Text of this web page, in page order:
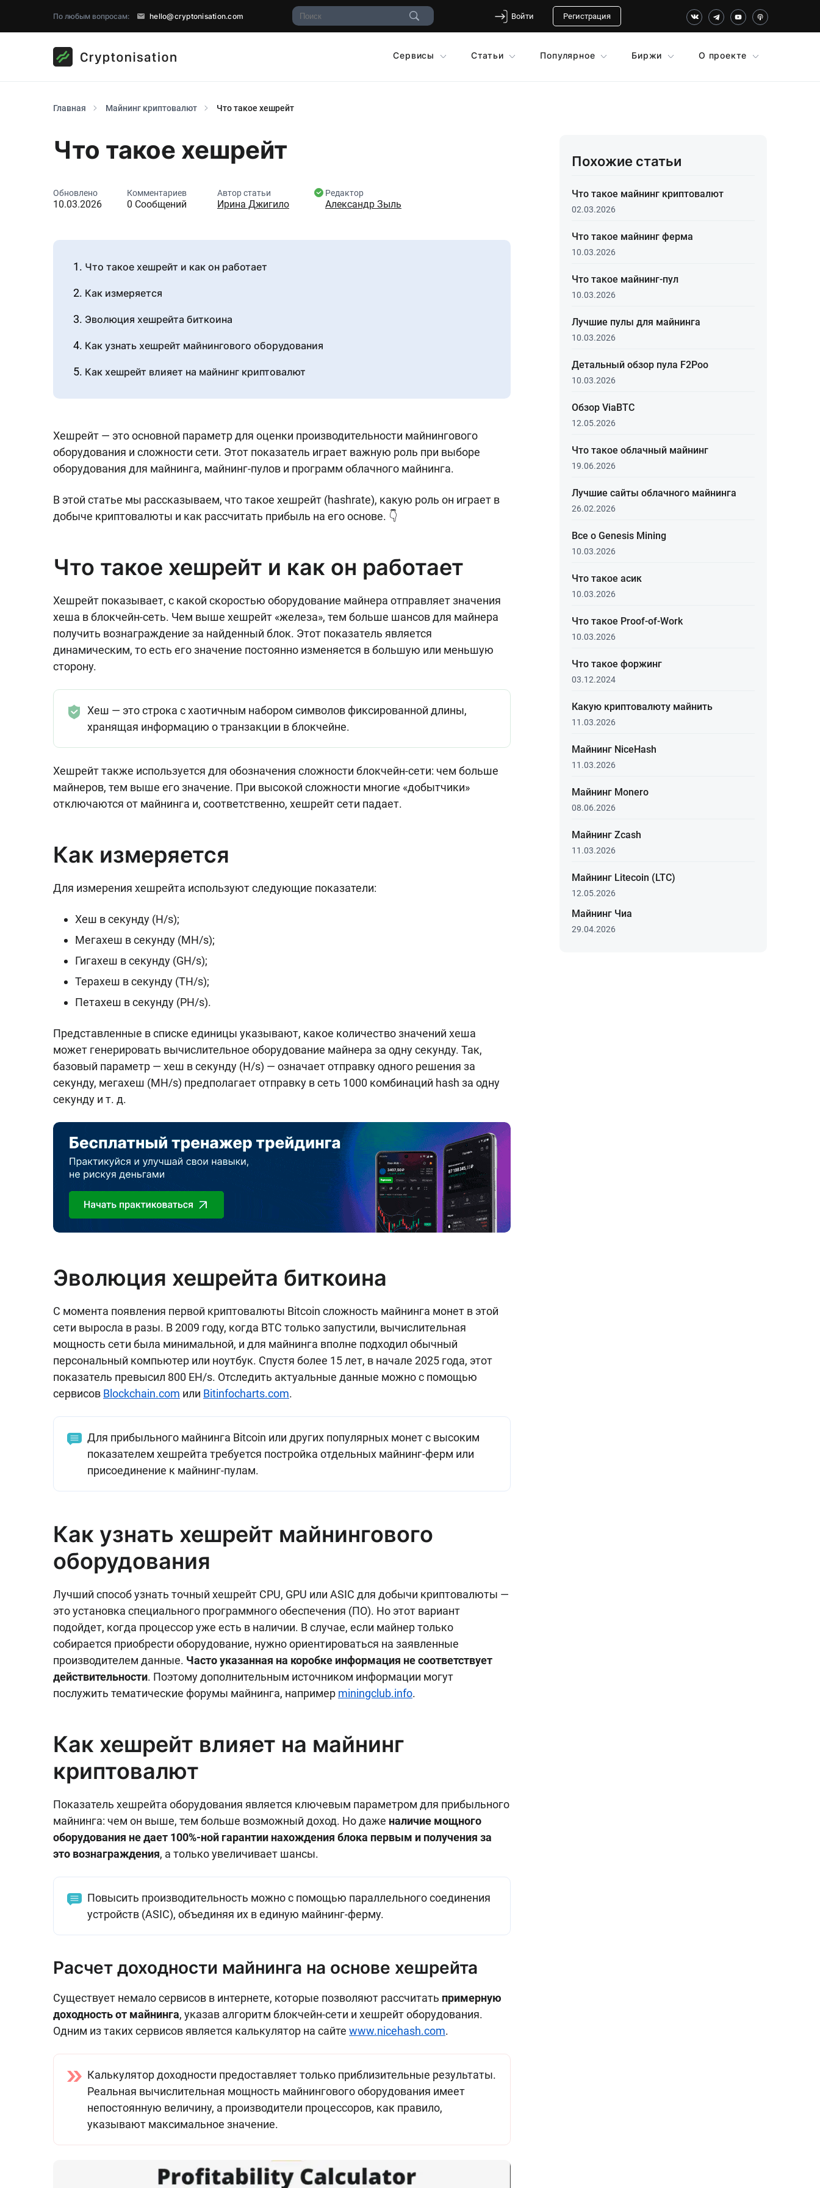
По любым вопросам: hello@cryptonisation.com Войти Регистрация
Сервисы Статьи Популярное Биржи О проекте
Главная Майнинг криптовалют Что такое хешрейт
Что такое хешрейт
Обновлено
10.03.2026
Комментариев
0 Сообщений
Автор статьи
Ирина Джигило
Редактор
Александр Зыль
Что такое хешрейт и как он работает
Как измеряется
Эволюция хешрейта биткоина
Как узнать хешрейт майнингового оборудования
Как хешрейт влияет на майнинг криптовалют
Факторы, влияющие на хешрейт
Хешрейт — это основной параметр для оценки производительности майнингового
оборудования и сложности сети. Этот показатель играет важную роль при выборе
оборудования для майнинга, майнинг-пулов и программ облачного майнинга.
В этой статье мы рассказываем, что такое хешрейт (hashrate), какую роль он играет в
добыче криптовалюты и как рассчитать прибыль на его основе. 👇
Что такое хешрейт и как он работает
Хешрейт показывает, с какой скоростью оборудование майнера отправляет значения
хеша в блокчейн-сеть. Чем выше хешрейт «железа», тем больше шансов для майнера
получить вознаграждение за найденный блок. Этот показатель является
динамическим, то есть его значение постоянно изменяется в большую или меньшую
сторону.
Хеш — это строка с хаотичным набором символов фиксированной длины,
хранящая информацию о транзакции в блокчейне.
Хешрейт также используется для обозначения сложности блокчейн-сети: чем больше
майнеров, тем выше его значение. При высокой сложности многие «добытчики»
отключаются от майнинга и, соответственно, хешрейт сети падает.
Как измеряется
Для измерения хешрейта используют следующие показатели:
Хеш в секунду (H/s);
Мегахеш в секунду (MH/s);
Гигахеш в секунду (GH/s);
Терахеш в секунду (TH/s);
Петахеш в секунду (PH/s).
Представленные в списке единицы указывают, какое количество значений хеша
может генерировать вычислительное оборудование майнера за одну секунду. Так,
базовый параметр — хеш в секунду (H/s) — означает отправку одного решения за
секунду, мегахеш (MH/s) предполагает отправку в сеть 1000 комбинаций hash за одну
секунду и т. д.
Эволюция хешрейта биткоина
С момента появления первой криптовалюты Bitcoin сложность майнинга монет в этой
сети выросла в разы. В 2009 году, когда BTC только запустили, вычислительная
мощность сети была минимальной, и для майнинга вполне подходил обычный
персональный компьютер или ноутбук. Спустя более 15 лет, в начале 2025 года, этот
показатель превысил 800 EH/s. Отследить актуальные данные можно с помощью
сервисов Blockchain.com или Bitinfocharts.com.
Для прибыльного майнинга Bitcoin или других популярных монет с высоким
показателем хешрейта требуется постройка отдельных майнинг-ферм или
присоединение к майнинг-пулам.
Как узнать хешрейт майнингового
оборудования
Лучший способ узнать точный хешрейт CPU, GPU или ASIC для добычи криптовалюты —
это установка специального программного обеспечения (ПО). Но этот вариант
подойдет, когда процессор уже есть в наличии. В случае, если майнер только
собирается приобрести оборудование, нужно ориентироваться на заявленные
производителем данные. Часто указанная на коробке информация не соответствует
действительности. Поэтому дополнительным источником информации могут
послужить тематические форумы майнинга, например miningclub.info.
Как хешрейт влияет на майнинг
криптовалют
Показатель хешрейта оборудования является ключевым параметром для прибыльного
майнинга: чем он выше, тем больше возможный доход. Но даже наличие мощного
оборудования не дает 100%-ной гарантии нахождения блока первым и получения за
это вознаграждения, а только увеличивает шансы.
Повысить производительность можно с помощью параллельного соединения
устройств (ASIC), объединяя их в единую майнинг-ферму.
Расчет доходности майнинга на основе хешрейта
Существует немало сервисов в интернете, которые позволяют рассчитать примерную
доходность от майнинга, указав алгоритм блокчейн-сети и хешрейт оборудования.
Одним из таких сервисов является калькулятор на сайте www.nicehash.com.
Калькулятор доходности предоставляет только приблизительные результаты.
Реальная вычислительная мощность майнингового оборудования имеет
непостоянную величину, а производители процессоров, как правило,
указывают максимальное значение.
Похожие статьи
Что такое майнинг криптовалют
02.03.2026
Что такое майнинг ферма
10.03.2026
Что такое майнинг-пул
10.03.2026
Лучшие пулы для майнинга
10.03.2026
Детальный обзор пула F2Poo
10.03.2026
Обзор ViaBTC
12.05.2026
Что такое облачный майнинг
19.06.2026
Лучшие сайты облачного майнинга
26.02.2026
Все о Genesis Mining
10.03.2026
Что такое асик
10.03.2026
Что такое Proof-of-Work
10.03.2026
Что такое форжинг
03.12.2024
Какую криптовалюту майнить
11.03.2026
Майнинг NiceHash
11.03.2026
Майнинг Monero
08.06.2026
Майнинг Zcash
11.03.2026
Майнинг Litecoin (LTC)
12.05.2026
Майнинг Чиа
29.04.2026